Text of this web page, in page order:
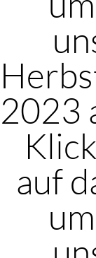
2023
auf